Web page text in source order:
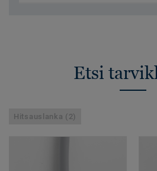
Etsi
Hitsauslanka (2)